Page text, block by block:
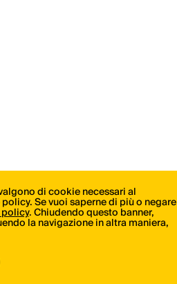
di cookie necessari al
Se vuoi saperne di più o negare
. Chiudendo questo banner,
la navigazione in altra maniera,